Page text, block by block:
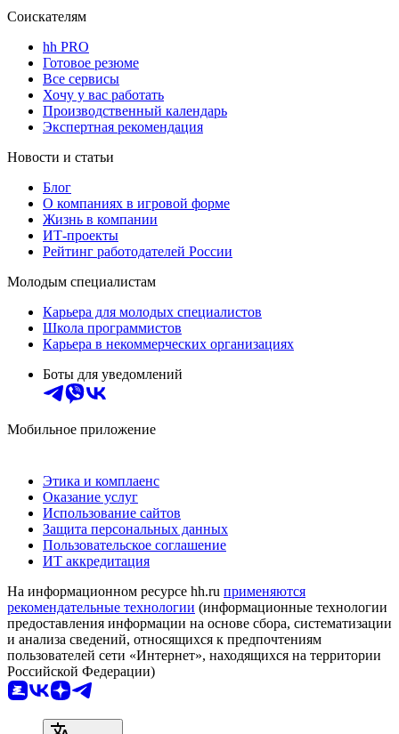
Соискателям
hh PRO
Готовое резюме
Все сервисы
Хочу у вас работать
Производственный календарь
Экспертная рекомендация
Новости и статьи
Блог
О компаниях в игровой форме
Жизнь в компании
ИТ-проекты
Рейтинг работодателей России
Молодым специалистам
Карьера для молодых специалистов
Школа программистов
Карьера в некоммерческих организациях
Боты для уведомлений
Мобильное приложение
Этика и комплаенс
Оказание услуг
Использование сайтов
Защита персональных данных
Пользовательское соглашение
ИТ аккредитация
На информационном ресурсе hh.ru применяются
рекомендательные технологии (информационные технологии
предоставления информации на основе сбора, систематизации
и анализа сведений, относящихся к предпочтениям
пользователей сети «Интернет», находящихся на территории
Российской Федерации)